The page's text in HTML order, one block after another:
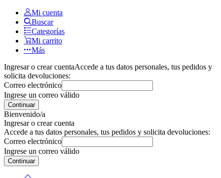
Mi cuenta
Buscar
Categorías
Mi carrito
Más
Ingresar o crear cuentaAccede a tus datos personales, tus pedidos y
solicita devoluciones:
Correo electrónico
Ingrese un correo válido
Continuar
Bienvenido/a
Ingresar o crear cuenta
Accede a tus datos personales, tus pedidos y solicita devoluciones:
Correo electrónico
Ingrese un correo válido
Continuar